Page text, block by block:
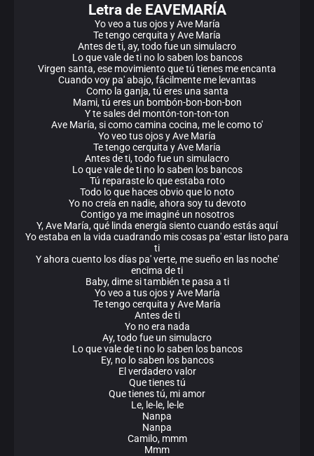
Letra de EAVEMARÍA
Yo veo a tus ojos y Ave María
Te tengo cerquita y Ave María
Antes de ti, ay, todo fue un simulacro
Lo que vale de ti no lo saben los bancos
Virgen santa, ese movimiento que tú tienes me encanta
Cuando voy pa' abajo, fácilmente me levantas
Como la ganja, tú eres una santa
Mami, tú eres un bombón-bon-bon-bon
Y te sales del montón-ton-ton-ton
Ave María, si como camina cocina, me le como to'
Yo veo tus ojos y Ave María
Te tengo cerquita y Ave María
Antes de ti, todo fue un simulacro
Lo que vale de ti no lo saben los bancos
Tú reparaste lo que estaba roto
Todo lo que haces obvio que lo noto
Yo no creía en nadie, ahora soy tu devoto
Contigo ya me imaginé un nosotros
Y, Ave María, qué linda energía siento cuando estás aquí
Yo estaba en la vida cuadrando mis cosas pa' estar listo para
ti
Y ahora cuento los días pa' verte, me sueño en las noche'
encima de ti
Baby, dime si también te pasa a ti
Yo veo a tus ojos y Ave María
Te tengo cerquita y Ave María
Antes de ti
Yo no era nada
Ay, todo fue un simulacro
Lo que vale de ti no lo saben los bancos
Ey, no lo saben los bancos
El verdadero valor
Que tienes tú
Que tienes tú, mi amor
Le, le-le, le-le
Nanpa
Nanpa
Camilo, mmm
Mmm